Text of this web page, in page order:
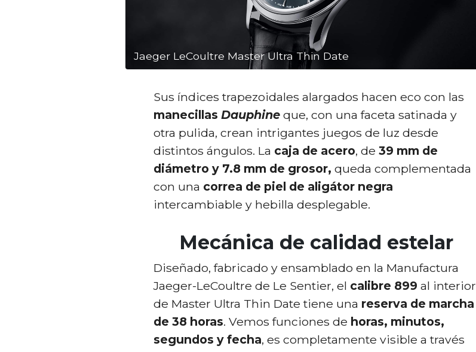
Jaeger LeCoultre Master Ultra Thin Date
Sus índices trapezoidales alargados hacen eco con las
manecillas Dauphine que, con una faceta satinada y
otra pulida, crean intrigantes juegos de luz desde
distintos ángulos. La caja de acero, de 39 mm de
diámetro y 7.8 mm de grosor, queda complementada
con una correa de piel de aligátor negra
intercambiable y hebilla desplegable.
Mecánica de calidad estelar
Diseñado, fabricado y ensamblado en la Manufactura
Jaeger-LeCoultre de Le Sentier, el calibre 899 al interior
de Master Ultra Thin Date tiene una reserva de marcha
de 38 horas. Vemos funciones de horas, minutos,
segundos y fecha, es completamente visible a través